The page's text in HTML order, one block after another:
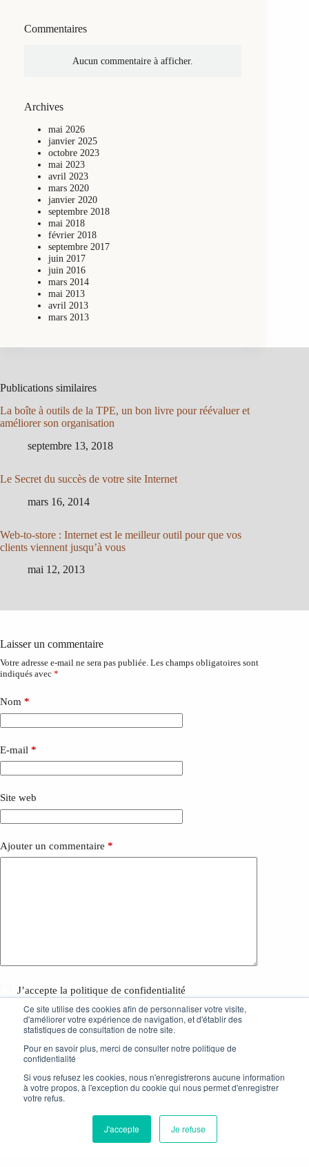
Ce site utilise des cookies afin de personnaliser votre visite,
d'améliorer votre expérience de navigation, et d'établir des
statistiques de consultation de notre site.
Pour en savoir plus, merci de consulter notre politique de
confidentialité
Si vous refusez les cookies, nous n'enregistrerons aucune information
à votre propos, à l'exception du cookie qui nous permet d'enregistrer
votre refus.
J'accepte Je refuse
Nous utilisons des cookies pour nous assurer que nous vous offrons la
Accepter Refuser
Commentaires
Aucun commentaire à afficher.
Archives
mai 2026
janvier 2025
octobre 2023
mai 2023
avril 2023
mars 2020
janvier 2020
septembre 2018
mai 2018
février 2018
septembre 2017
juin 2017
juin 2016
mars 2014
mai 2013
avril 2013
mars 2013
Publications similaires
La boîte à outils de la TPE, un bon livre pour réévaluer et
améliorer son organisation
septembre 13, 2018
Le Secret du succès de votre site Internet
mars 16, 2014
Web-to-store : Internet est le meilleur outil pour que vos
clients viennent jusqu’à vous
mai 12, 2013
Laisser un commentaire
Votre adresse e-mail ne sera pas publiée. Les champs obligatoires sont
indiqués avec *
Nom *
E-mail *
Site web
Ajouter un commentaire *
J’accepte lapolitique de confidentialité
Laisser un commentaire
Copyright © 2026 - Lesmotspourleweb.